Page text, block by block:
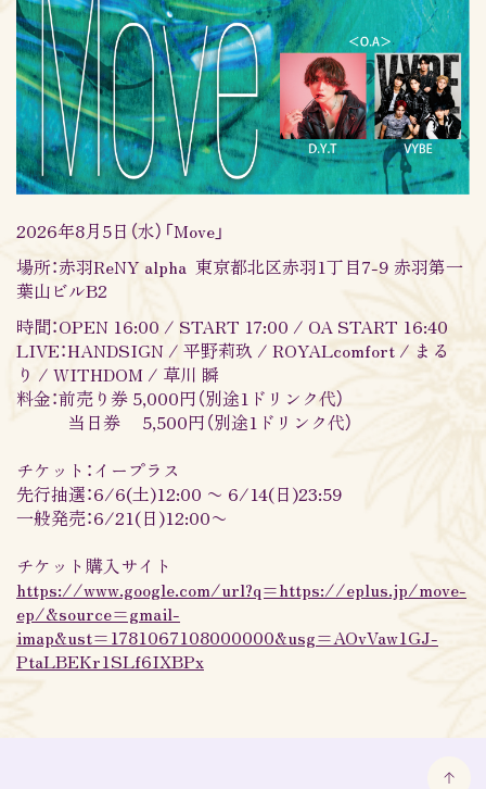
2026年8月5日（水）「Move」
場所：赤羽ReNY alpha 東京都北区赤羽1丁目7-9 赤羽第一
葉山ビルB2
時間：OPEN 16:00 / START 17:00 / OA START 16:40
LIVE：HANDSIGN / 平野莉玖 / ROYALcomfort / まる
り / WITHDOM / 草川 瞬
料金：前売り券 5,000円（別途1ドリンク代）
当日券 5,500円（別途1ドリンク代）
チケット：イープラス
先行抽選：6/6(土)12:00 〜 6/14(日)23:59
一般発売：6/21(日)12:00〜
チケット購入サイト
https://www.google.com/url?q=https://eplus.jp/move-
ep/&source=gmail-
imap&ust=1781067108000000&usg=AOvVaw1GJ-
PtaLBEKr1SLf6IXBPx